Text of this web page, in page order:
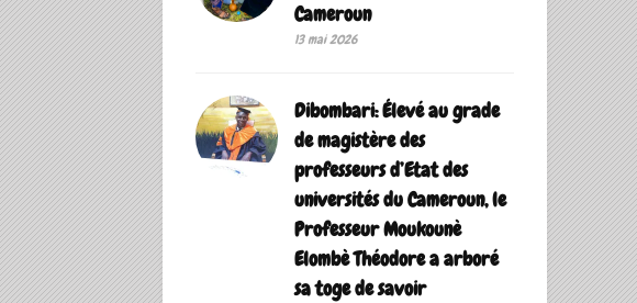
Cameroun
13 mai 2026
Dibombari: Élevé au grade
de magistère des
professeurs d’Etat des
universités du Cameroun, le
Professeur Moukounè
Elombè Théodore a arboré
sa toge de savoir ‎